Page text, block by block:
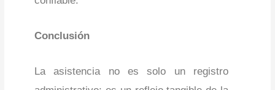
Conclusión
La asistencia no es solo un registro